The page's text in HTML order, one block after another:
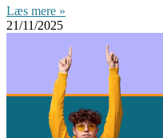
Læs mere »
21/11/2025